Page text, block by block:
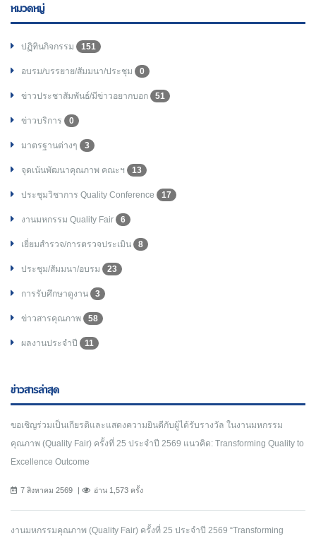
หมวดหมู่
ปฏิทินกิจกรรม 151
อบรม/บรรยาย/สัมมนา/ประชุม 0
ข่าวประชาสัมพันธ์/มีข่าวอยากบอก 51
ข่าวบริการ 0
มาตรฐานต่างๆ 3
จุดเน้นพัฒนาคุณภาพ คณะฯ 13
ประชุมวิชาการ Quality Conference 17
งานมหกรรม Quality Fair 6
เยี่ยมสำรวจ/การตรวจประเมิน 8
ประชุม/สัมมนา/อบรม 23
การรับศึกษาดูงาน 3
ข่าวสารคุณภาพ 58
ผลงานประจำปี 11
ข่าวสารล่าสุด
ขอเชิญร่วมเป็นเกียรติและแสดงความยินดีกับผู้ได้รับรางวัล ในงานมหกรรม
คุณภาพ (Quality Fair) ครั้งที่ 25 ประจำปี 2569 แนวคิด: Transforming Quality to
Excellence Outcome
7 สิงหาคม 2569 อ่าน 1,573 ครั้ง
งานมหกรรมคุณภาพ (Quality Fair) ครั้งที่ 25 ประจำปี 2569 “Transforming